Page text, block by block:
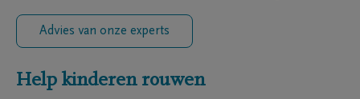
Advies van onze experts
Help kinderen rouwen